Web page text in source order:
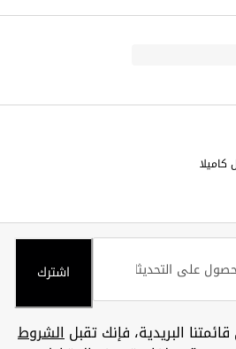
كاميلا
اشترك
البريدية، فإنك تقبلالشروط